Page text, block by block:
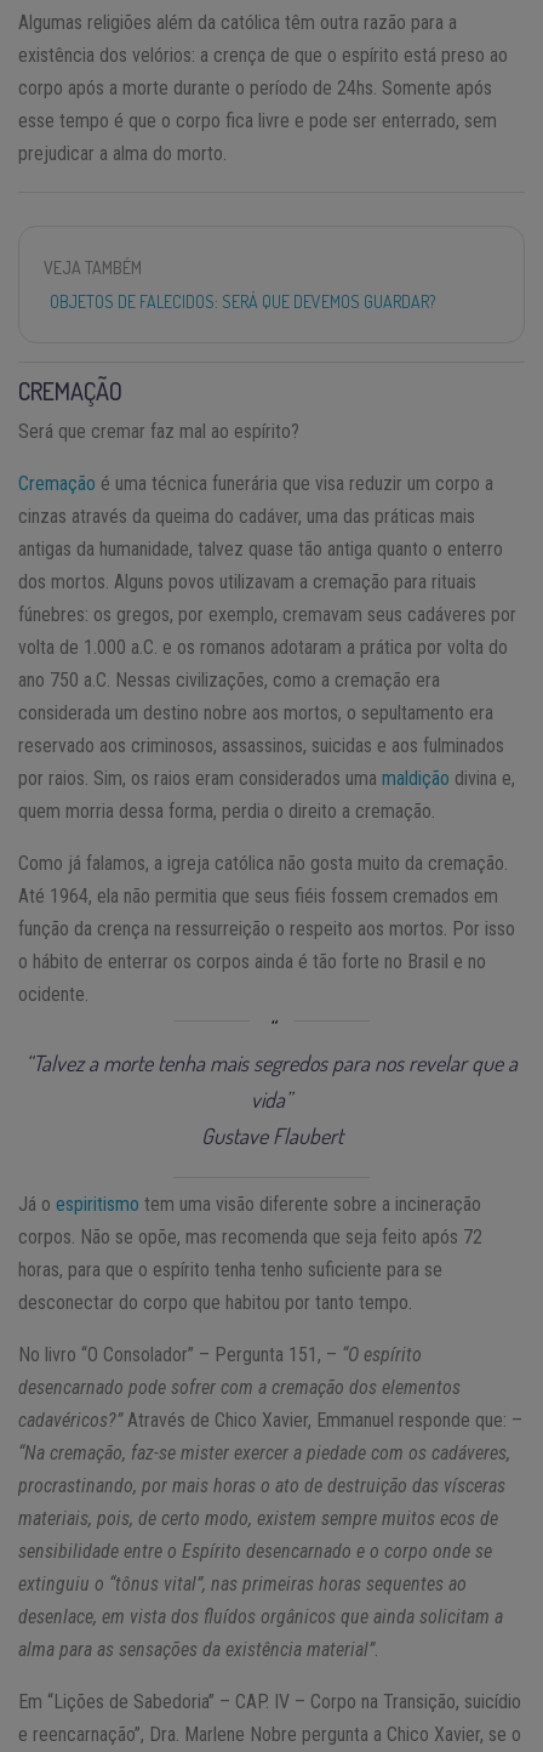
Algumas religiões além da católica têm outra razão para a
existência dos velórios: a crença de que o espírito está preso ao
corpo após a morte durante o período de 24hs. Somente após
esse tempo é que o corpo fica livre e pode ser enterrado, sem
prejudicar a alma do morto.
VEJA TAMBÉM
OBJETOS DE FALECIDOS: SERÁ QUE DEVEMOS GUARDAR?
CREMAÇÃO
Será que cremar faz mal ao espírito?
Cremação é uma técnica funerária que visa reduzir um corpo a
cinzas através da queima do cadáver, uma das práticas mais
antigas da humanidade, talvez quase tão antiga quanto o enterro
dos mortos. Alguns povos utilizavam a cremação para rituais
fúnebres: os gregos, por exemplo, cremavam seus cadáveres por
volta de 1.000 a.C. e os romanos adotaram a prática por volta do
ano 750 a.C. Nessas civilizações, como a cremação era
considerada um destino nobre aos mortos, o sepultamento era
reservado aos criminosos, assassinos, suicidas e aos fulminados
por raios. Sim, os raios eram considerados uma maldição divina e,
quem morria dessa forma, perdia o direito a cremação.
Como já falamos, a igreja católica não gosta muito da cremação.
Até 1964, ela não permitia que seus fiéis fossem cremados em
função da crença na ressurreição o respeito aos mortos. Por isso
o hábito de enterrar os corpos ainda é tão forte no Brasil e no
ocidente.
“Talvez a morte tenha mais segredos para nos revelar que a
vida”
Gustave Flaubert
Já o espiritismo tem uma visão diferente sobre a incineração
corpos. Não se opõe, mas recomenda que seja feito após 72
horas, para que o espírito tenha tenho suficiente para se
desconectar do corpo que habitou por tanto tempo.
No livro “O Consolador” – Pergunta 151, – “O espírito
desencarnado pode sofrer com a cremação dos elementos
cadavéricos?”Através de Chico Xavier, Emmanuel responde que: –
“Na cremação, faz-se mister exercer a piedade com os cadáveres,
procrastinando, por mais horas o ato de destruição das vísceras
materiais, pois, de certo modo, existem sempre muitos ecos de
sensibilidade entre o Espírito desencarnado e o corpo onde se
extinguiu o “tônus vital”, nas primeiras horas sequentes ao
desenlace, em vista dos fluídos orgânicos que ainda solicitam a
alma para as sensações da existência material”.
Em “Lições de Sabedoria” – CAP. IV – Corpo na Transição, suicídio
e reencarnação”, Dra. Marlene Nobre pergunta a Chico Xavier, se o